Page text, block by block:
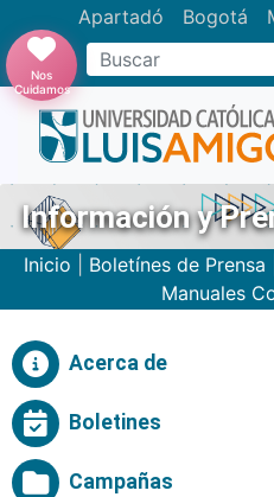
Apartadó Bogotá
Buscar
Nos
Cuidamos
Información y
Inicio Boletínes de Prensa
Manuales
Acerca de
Boletines
Campañas